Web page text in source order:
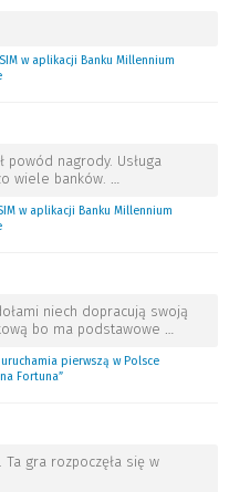
w aplikacji Banku Millennium
powód nagrody. Usługa
wiele banków. …
w aplikacji Banku Millennium
niech dopracują swoją
bo ma podstawowe …
pierwszą w Polsce
Fortuna”
gra rozpoczęła się w